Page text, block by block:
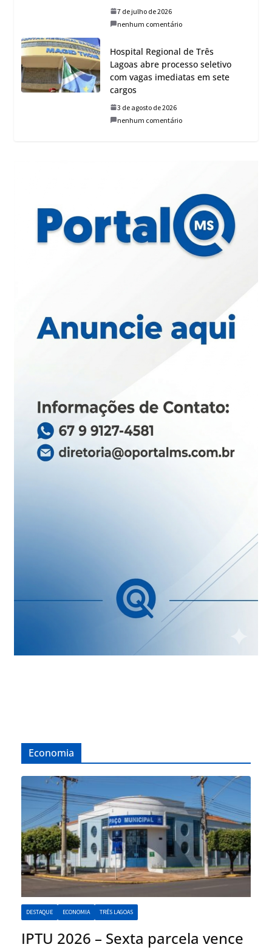
7 de julho de 2026
nenhum comentário
Hospital Regional de Três
Lagoas abre processo seletivo
com vagas imediatas em sete
cargos
3 de agosto de 2026
nenhum comentário
Economia
DESTAQUE ECONOMIA TRÊS LAGOAS
IPTU 2026 – Sexta parcela vence